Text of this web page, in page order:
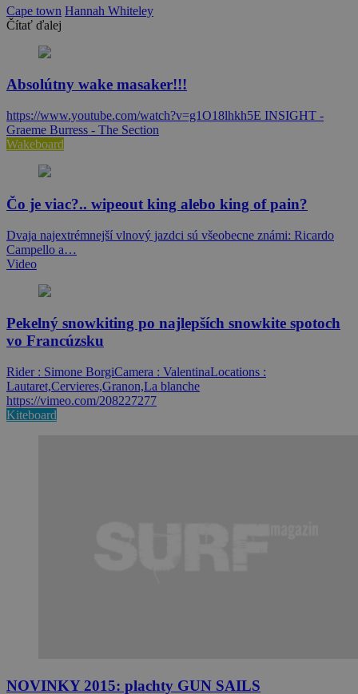
Cape town Hannah Whiteley
Čítať ďalej
Absolútny wake masaker!!!
https://www.youtube.com/watch?v=g1O18lhkh5E INSIGHT -
Graeme Burress - The Section
Wakeboard
Čo je viac?.. wipeout king alebo king of pain?
Dvaja najextrémnejší vlnový jazdci sú všeobecne známi: Ricardo
Campello a…
Video
Pekelný snowkiting po najlepších snowkite spotoch
vo Francúzsku
Rider : Simone BorgiCamera : ValentinaLocations :
Lautaret,Cervieres,Granon,La blanche
https://vimeo.com/208227277
Kiteboard
NOVINKY 2015: plachty GUN SAILS